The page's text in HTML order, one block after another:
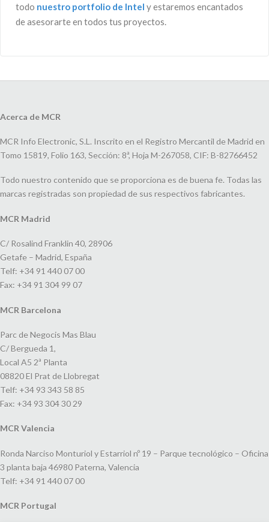
todo nuestro portfolio de Intel y estaremos encantados
de asesorarte en todos tus proyectos.
Acerca de MCR
MCR Info Electronic, S.L. Inscrito en el Registro Mercantil de Madrid en
Tomo 15819, Folio 163, Sección: 8ª, Hoja M-267058, CIF: B-82766452
Todo nuestro contenido que se proporciona es de buena fe. Todas las
marcas registradas son propiedad de sus respectivos fabricantes.
MCR Madrid
C/ Rosalind Franklin 40, 28906
Getafe – Madrid, España
Telf: +34 91 440 07 00
Fax: +34 91 304 99 07
MCR Barcelona
Parc de Negocis Mas Blau
C/ Bergueda 1,
Local A5 2ª Planta
08820 El Prat de Llobregat
Telf: +34 93 343 58 85
Fax: +34 93 304 30 29
MCR Valencia
Ronda Narciso Monturiol y Estarriol nº 19 – Parque tecnológico – Oficina
3 planta baja 46980 Paterna, Valencia
Telf: +34 91 440 07 00
MCR Portugal